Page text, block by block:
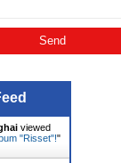
viewed
"Risset"!"